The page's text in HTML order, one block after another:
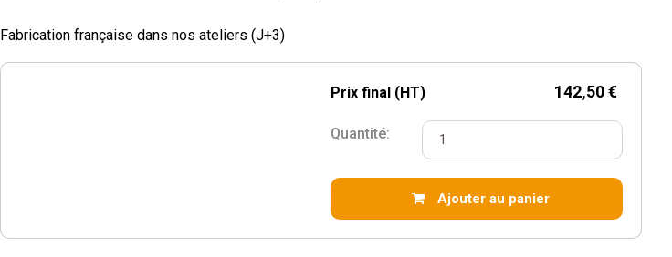
Fabrication française dans nos ateliers (J+3)
Prix final (HT) 142,50 €
Quantité:
Ajouter au panier